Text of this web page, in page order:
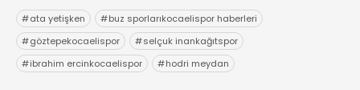
#ata yetişken #buz sporlarıkocaelispor haberleri
#göztepekocaelispor #selçuk inankağıtspor
#ibrahim ercinkocaelispor #hodri meydan